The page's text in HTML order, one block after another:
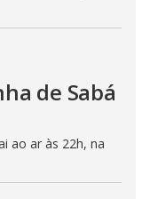
e
ao ar às 22h, na